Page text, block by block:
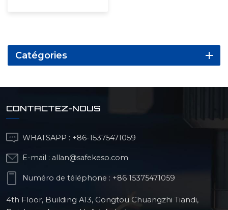
Catégories
CONTACTEZ-NOUS
WHATSAPP : +86-15375471059
E-mail : allan@safekeso.com
Numéro de téléphone : +86 15375471059
4th Floor, Building A13, Gongtou Chuangzhi Tiandi,